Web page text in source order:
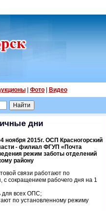
| Фото| Видео
дни
ноября 2015г. ОСП Красногорский
- филиал ФГУП «Почта
режим заботы отделений
району
связи работают по
сокращением рабочего дня на 1
для всех ОПС;
по установленному режиму